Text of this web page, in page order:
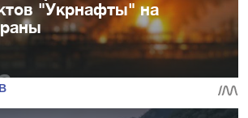
"Укрнафты" на